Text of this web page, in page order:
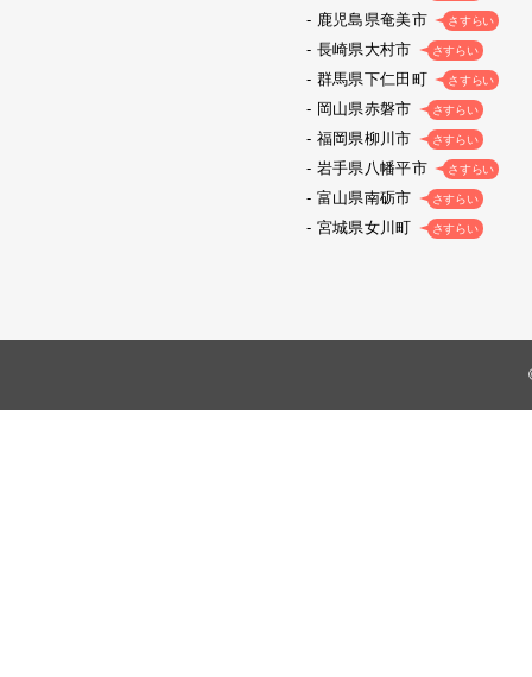
鹿児島県奄美市 さすらい
長崎県大村市 さすらい
群馬県下仁田町 さすらい
岡山県赤磐市 さすらい
福岡県柳川市 さすらい
岩手県八幡平市 さすらい
富山県南砺市 さすらい
宮城県女川町 さすらい